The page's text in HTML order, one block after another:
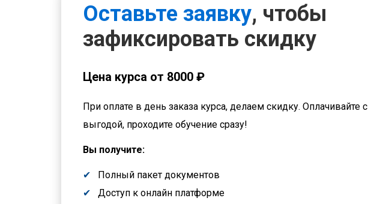
Оставьте заявку, чтобы
зафиксировать скидку
Цена курса от 8000 ₽
При оплате в день заказа курса, делаем скидку. Оплачивайте с
выгодой, проходите обучение сразу!
Вы получите:
Полный пакет документов
Доступ к онлайн платформе